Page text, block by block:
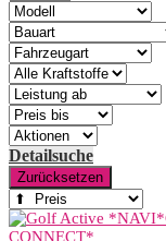
Detailsuche
Zurücksetzen